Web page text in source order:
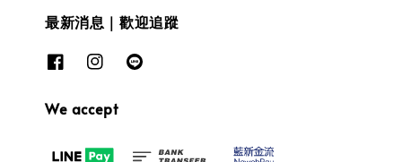
最新消息｜歡迎追蹤
We accept